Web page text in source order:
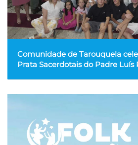
Comunidade de Tarouquela
Prata Sacerdotais do Padre Luís